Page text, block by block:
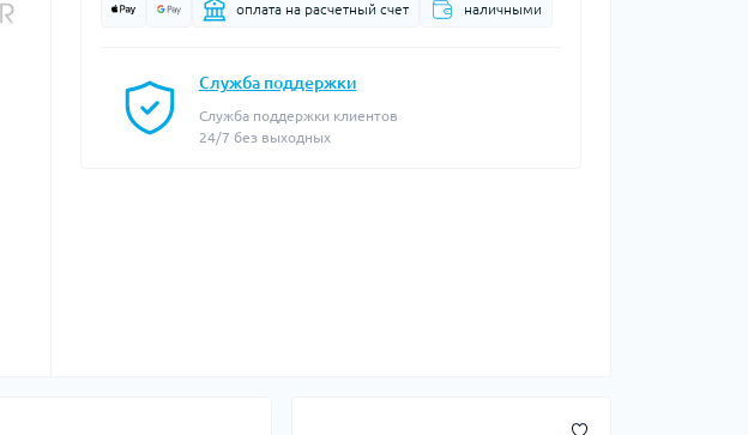
оплата на расчетный счет наличными
Служба поддержки
Служба поддержки клиентов
24/7 без выходных